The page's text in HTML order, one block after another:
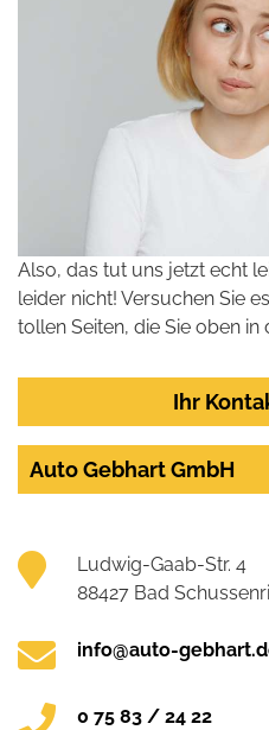
Also, das tut uns jetzt echt
leider nicht! Versuchen Sie
tollen Seiten, die Sie oben
Ihr
Auto Gebhart GmbH
Ludwig-Gaab-Str. 4
88427 Bad
info@auto-
0 75 83 / 24 22